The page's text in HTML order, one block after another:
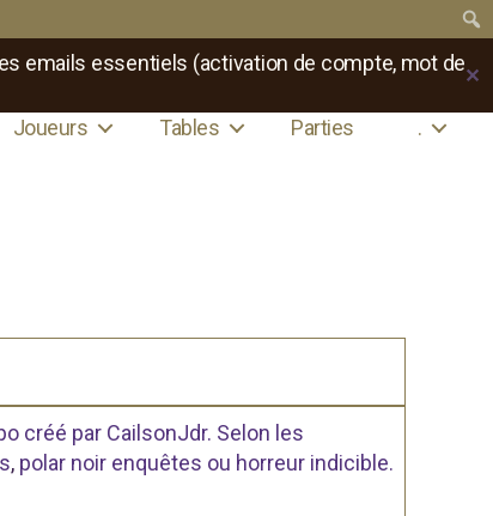
emails essentiels (activation de compte, mot de✕
Joueurs Tables Parties .
créé par CailsonJdr. Selon les
, polar noir enquêtes ou horreur indicible.